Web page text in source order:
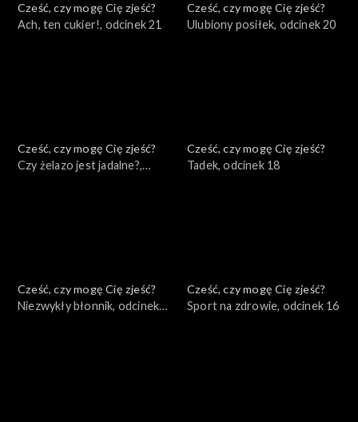
Cześć, czy mogę Cię zjeść?
Ach, ten cukier!, odcinek 21
Cześć, czy mogę Cię zjeść?
Ulubiony posiłek, odcinek 20
Cześć, czy mogę Cię zjeść?
Czy żelazo jest jadalne?,
Cześć, czy mogę Cię zjeść?
Tadek, odcinek 18
Cześć, czy mogę Cię zjeść?
Niezwykły błonnik, odcinek
Cześć, czy mogę Cię zjeść?
Sport na zdrowie, odcinek 16